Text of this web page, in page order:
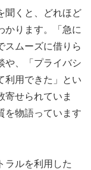
聞くと、どれほど
かります。「急に
スムーズに借りら
や、「プライバシ
利用できた」とい
寄せられていま
を物語っています
ラルを利用した